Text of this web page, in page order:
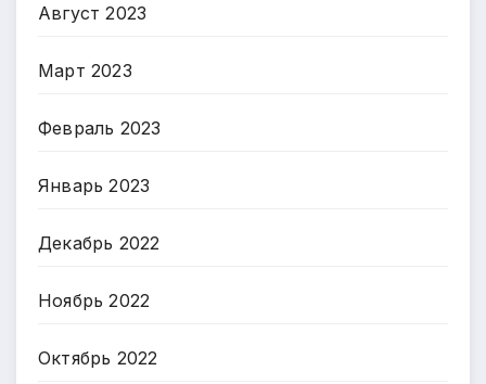
Август 2023
Март 2023
Февраль 2023
Январь 2023
Декабрь 2022
Ноябрь 2022
Октябрь 2022